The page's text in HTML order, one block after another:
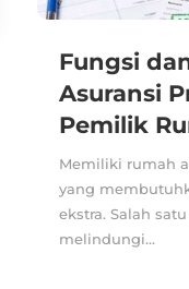
Fungsi
Asuransi
Pemilik
Memiliki rumah
yang
ekstra. Salah
melindungi...